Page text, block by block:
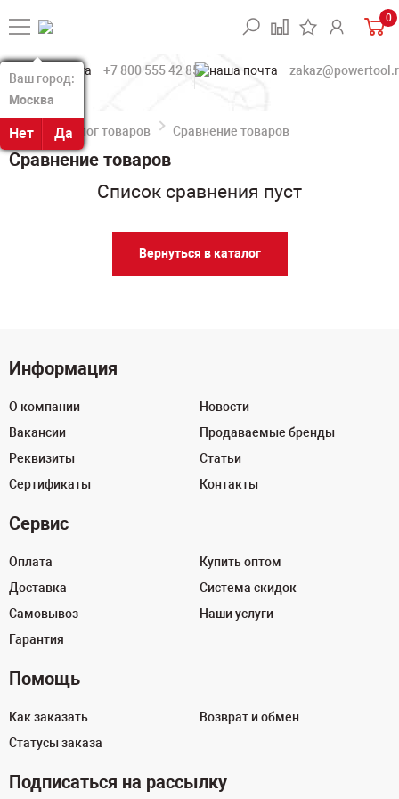
Ваш город:
Москва
Нет Да
Ваш город:
Москва
Нет Да
0
+7 800 555 42 85
Каталог товаров Сравнение товаров
Сравнение товаров
Список сравнения пуст
Вернуться в каталог
Информация
О компании
Вакансии
Реквизиты
Сертификаты
Новости
Продаваемые бренды
Статьи
Контакты
Сервис
Оплата
Доставка
Самовывоз
Гарантия
Купить оптом
Система скидок
Наши услуги
Помощь
Как заказать
Статусы заказа
Возврат и обмен
Подписаться на рассылку